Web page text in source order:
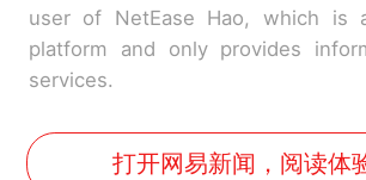
user of NetEase Hao, which is
platform and only provides
services.
打开网易新闻，阅读体